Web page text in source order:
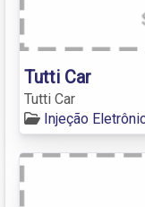
Tutti Car
Tutti Car
Injeção